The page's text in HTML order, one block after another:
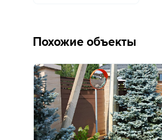
Похожие объекты